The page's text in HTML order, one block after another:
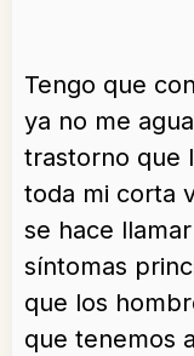
Tengo que
ya no me
trastorno que
toda mi corta
se hace
síntomas
que los
que tenemos